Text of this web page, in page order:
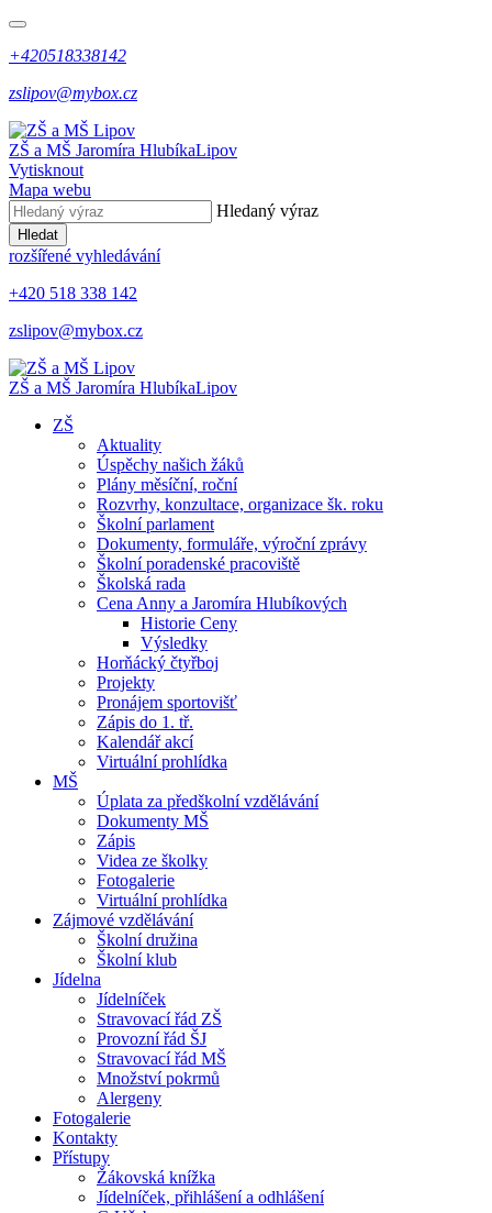
+420518338142
zslipov@mybox.cz
ZŠ a MŠ Jaromíra HlubíkaLipov
Vytisknout
Mapa webu
Hledaný výraz
Hledat
rozšířené vyhledávání
+420 518 338 142
zslipov@mybox.cz
ZŠ a MŠ Jaromíra HlubíkaLipov
ZŠ
Aktuality
Úspěchy našich žáků
Plány měsíční, roční
Rozvrhy, konzultace, organizace šk. roku
Školní parlament
Dokumenty, formuláře, výroční zprávy
Školní poradenské pracoviště
Školská rada
Cena Anny a Jaromíra Hlubíkových
Historie Ceny
Výsledky
Horňácký čtyřboj
Projekty
Pronájem sportovišť
Zápis do 1. tř.
Kalendář akcí
Virtuální prohlídka
MŠ
Úplata za předškolní vzdělávání
Dokumenty MŠ
Zápis
Videa ze školky
Fotogalerie
Virtuální prohlídka
Zájmové vzdělávání
Školní družina
Školní klub
Jídelna
Jídelníček
Stravovací řád ZŠ
Provozní řád ŠJ
Stravovací řád MŠ
Množství pokrmů
Alergeny
Fotogalerie
Kontakty
Přístupy
Žákovská knížka
Jídelníček, přihlášení a odhlášení